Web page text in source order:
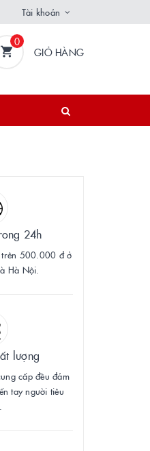
Tài khoản
0
GIỎ HÀNG
24h
trên 500.000 đ ở
Hà Nội.
lượng
cấp đều đảm
tay người tiêu